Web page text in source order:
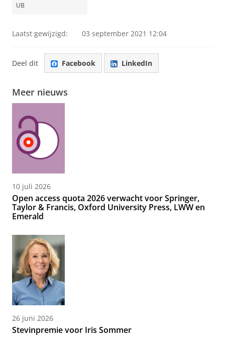
UB
Laatst gewijzigd: 03 september 2021 12:04
Deel dit Facebook LinkedIn
Meer nieuws
10 juli 2026
Open access quota 2026 verwacht voor Springer,
Taylor & Francis, Oxford University Press, LWW en
Emerald
26 juni 2026
Stevinpremie voor Iris Sommer